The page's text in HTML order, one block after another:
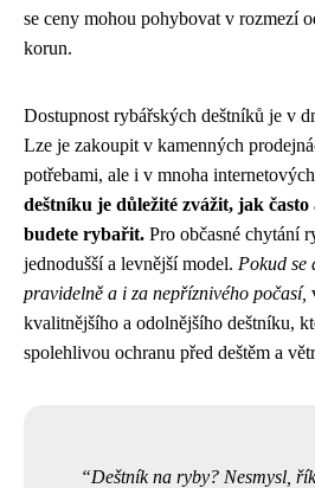
se ceny mohou pohybovat v rozmezí
korun.
Dostupnost rybářských deštníků je v
Lze je zakoupit v kamenných
potřebami, ale i v mnoha
deštníku je důležité zvážit, jak
budete rybařit. Pro občasné chytání
jednodušší a levnější model. Pokud se
pravidelně a i za nepříznivého počasí,
kvalitnějšího a odolnějšího deštníku,
spolehlivou ochranu před deštěm a
Deštník na ryby? Nesmysl,